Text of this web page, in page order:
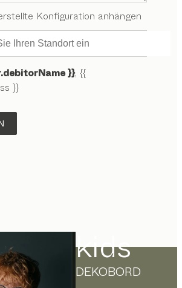
Konfiguration anhängen
}}, {{
}}
kids
DEKOBORD